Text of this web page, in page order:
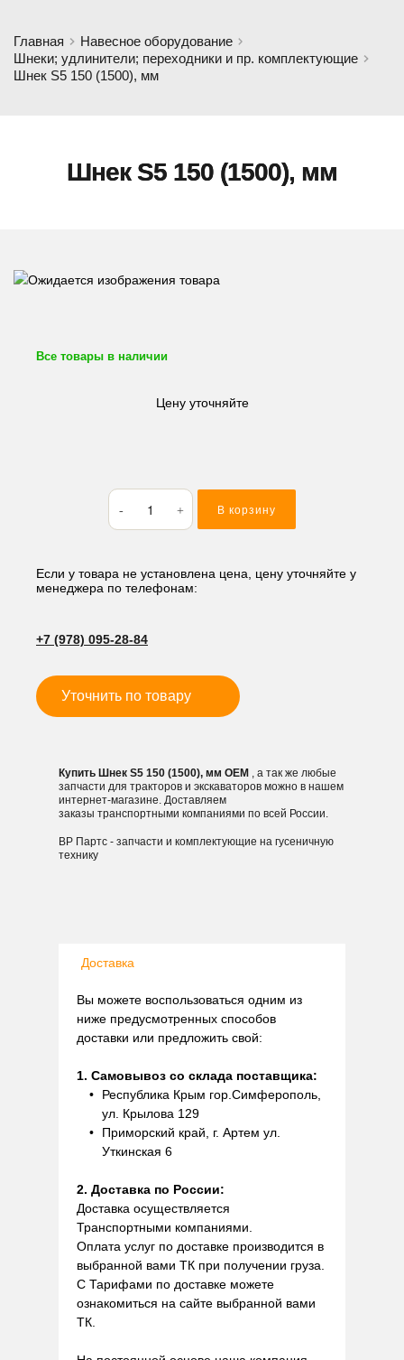
Главная
Навесное оборудование
Шнеки; удлинители; переходники и пр. комплектующие
Шнек S5 150 (1500), мм
Шнек S5 150 (1500), мм
Все товары в наличии
Цену уточняйте
Количество
товара
Шнек
150
(1500),
В корзину
Если у товара не установлена цена, цену уточняйте у
менеджера по телефонам:
+7 (978) 095-28-84
Уточнить по товару
Купить Шнек S5 150 (1500), мм OEM , а так же любые
запчасти для тракторов и экскаваторов можно в нашем
интернет-магазине. Доставляем
заказы транспортными компаниями по всей России.
ВР Партс - запчасти и комплектующие на гусеничную
технику
Доставка
Вы можете воспользоваться одним из
ниже предусмотренных способов
доставки или предложить свой:
1. Самовывоз со склада поставщика:
Республика Крым гор.Симферополь,
ул. Крылова 129
Приморский край, г. Артем ул.
Уткинская 6
2. Доставка по России:
Доставка осуществляется
Транспортными компаниями.
Оплата услуг по доставке производится в
выбранной вами ТК при получении груза.
С Тарифами по доставке можете
ознакомиться на сайте выбранной вами
ТК.